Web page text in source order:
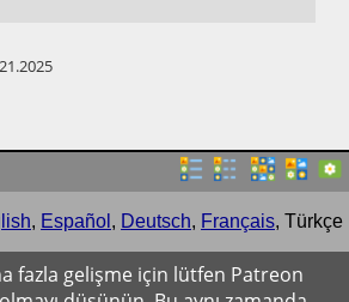
, Español , Deutsch, Français, Türkçe
fazla gelişme için lütfen Patreon